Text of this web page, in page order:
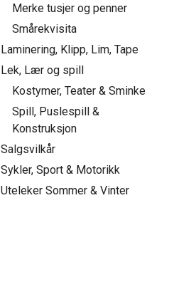
Merke tusjer og penner
Smårekvisita
Laminering, Klipp, Lim, Tape
Lek, Lær og spill
Kostymer, Teater & Sminke
Spill, Puslespill &
Konstruksjon
Salgsvilkår
Sykler, Sport & Motorikk
Uteleker Sommer & Vinter